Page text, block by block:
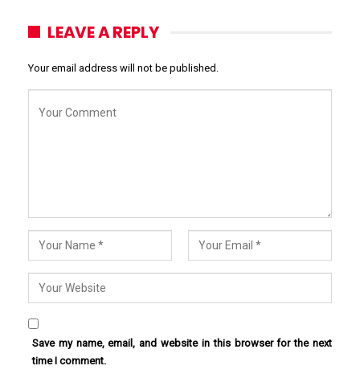
LEAVE A REPLY
Your email address will not be published.
Save my name, email, and website in this browser for the next
time I comment.